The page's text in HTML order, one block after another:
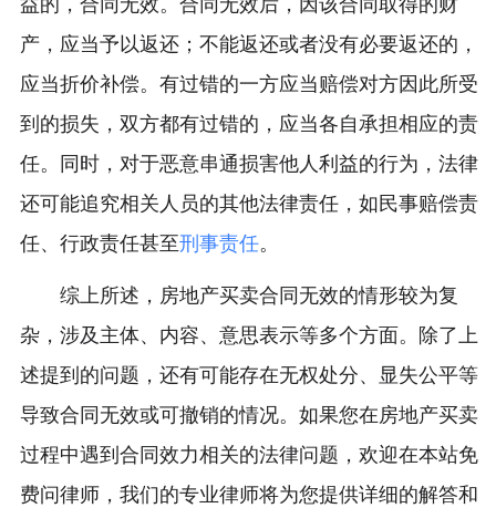
产，应当予以返还；不能返还或者没有必要返还的，
应当折价补偿。有过错的一方应当赔偿对方因此所受
到的损失，双方都有过错的，应当各自承担相应的责
任。同时，对于恶意串通损害他人利益的行为，法律
还可能追究相关人员的其他法律责任，如民事赔偿责
任、行政责任甚至刑事责任。
综上所述，房地产买卖合同无效的情形较为复
杂，涉及主体、内容、意思表示等多个方面。除了上
述提到的问题，还有可能存在无权处分、显失公平等
导致合同无效或可撤销的情况。如果您在房地产买卖
过程中遇到合同效力相关的法律问题，欢迎在本站免
费问律师，我们的专业律师将为您提供详细的解答和